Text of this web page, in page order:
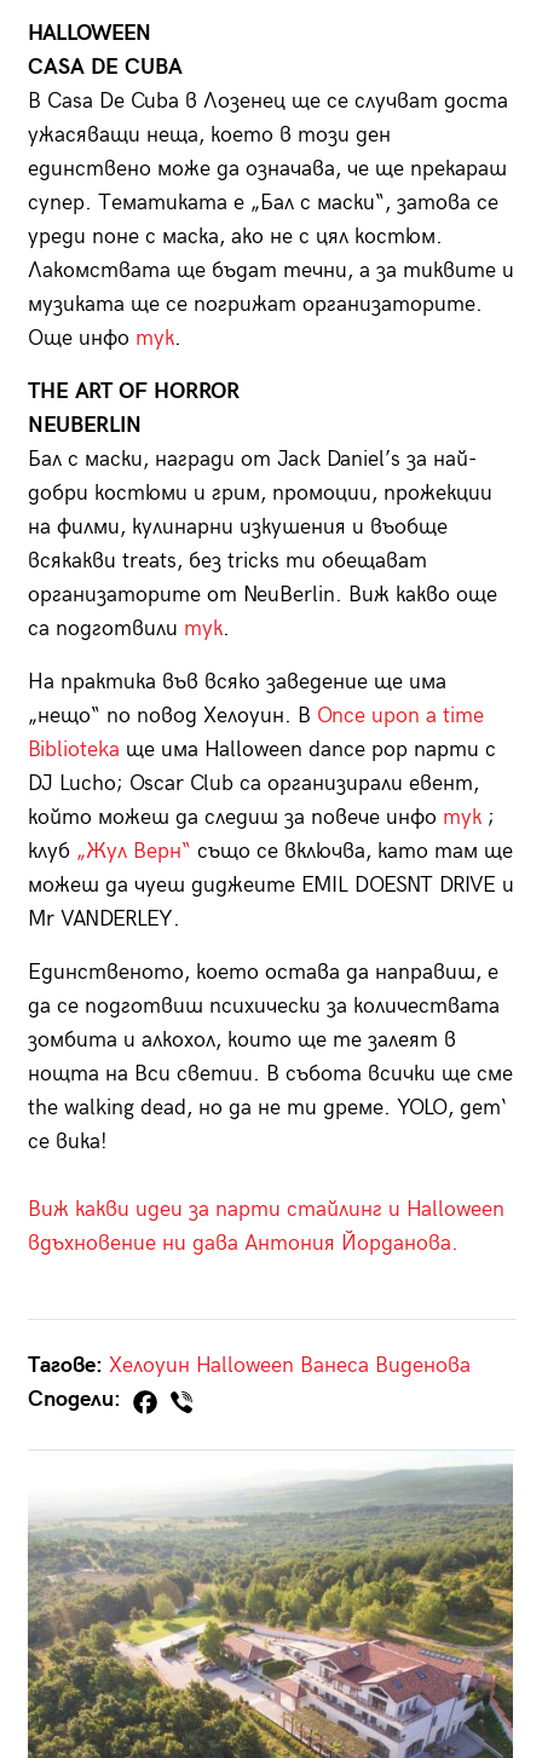
HALLOWEEN
CASA DE CUBA
В Casa De Cuba в Лозенец ще се случват доста
ужасяващи неща, което в този ден
единствено може да означава, че ще прекараш
супер. Тематиката е „Бал с маски“, затова се
уреди поне с маска, ако не с цял костюм.
Лакомствата ще бъдат течни, а за тиквите и
музиката ще се погрижат организаторите.
Още инфо тук.
THE ART OF HORROR
NEUBERLIN
Бал с маски, награди от Jack Daniel’s за най-
добри костюми и грим, промоции, прожекции
на филми, кулинарни изкушения и въобще
всякакви treats, без tricks ти обещават
организаторите от NeuBerlin. Виж какво още
са подготвили тук.
На практика във всяко заведение ще има
„нещо“ по повод Хелоуин. В Once upon a time
Biblioteka ще има Halloween dance pop парти с
DJ Lucho; Oscar Club са организирали евент,
който можеш да следиш за повече инфо тук;
клуб „Жул Верн“ също се включва, като там ще
можеш да чуеш диджеите EMIL DOESNT DRIVE и
Mr VANDERLEY.
Единственото, което остава да направиш, е
да се подготвиш психически за количествата
зомбита и алкохол, които ще те залеят в
нощта на Вси светии. В събота всички ще сме
the walking dead, но да не ти дреме. YOLO, дет‘
се вика!
Виж какви идеи за парти стайлинг и Halloween
вдъхновение ни дава Антония Йорданова.
Тагове: Хелоуин Halloween Ванеса Виденова
Сподели: